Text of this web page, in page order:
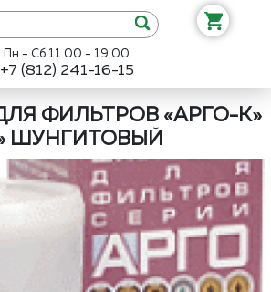
Пн - Сб 11.00 - 19.00
+7 (812) 241-16-15
ФИЛЬТРОВ «АРГО-К»
ШУНГИТОВЫЙ